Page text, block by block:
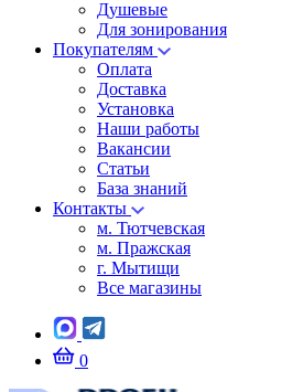
Душевые
Для зонирования
Покупателям
Оплата
Доставка
Установка
Наши работы
Вакансии
Статьи
База знаний
Контакты
м. Тютчевская
м. Пражская
г. Мытищи
Все магазины
0